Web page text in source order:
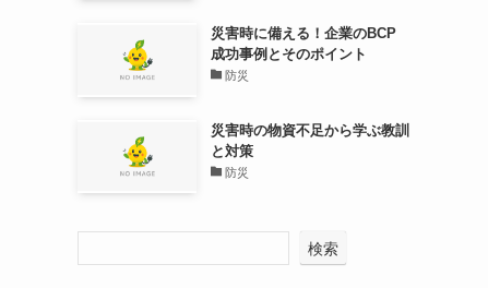
災害時に備える！企業のBCP
成功事例とそのポイント
防災
災害時の物資不足から学ぶ教訓
と対策
防災
検索